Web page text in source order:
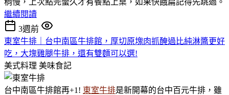
繼續閱讀
3週前
東室牛排｜台中南區牛排館，厚切原塊肉抓醃過比純淋醬更好
吃，大塊雞腿牛排，還有雙麵可以選!
美式料理 美味食記
台中南區牛排館再+1! 東室牛排是新開幕的台中百元牛排，雖